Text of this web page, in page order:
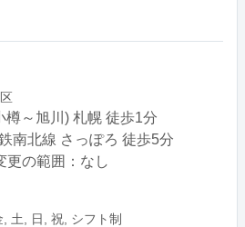
樽～旭川) 札幌 徒歩1分
南北線 さっぽろ 徒歩5分
更の範囲：なし
土, 日, 祝, シフト制